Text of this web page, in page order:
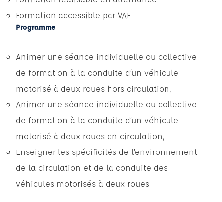
Formation accessible par VAE
Programme
Animer une séance individuelle ou collective
de formation à la conduite d’un véhicule
motorisé à deux roues hors circulation,
Animer une séance individuelle ou collective
de formation à la conduite d’un véhicule
motorisé à deux roues en circulation,
Enseigner les spécificités de l’environnement
de la circulation et de la conduite des
véhicules motorisés à deux roues